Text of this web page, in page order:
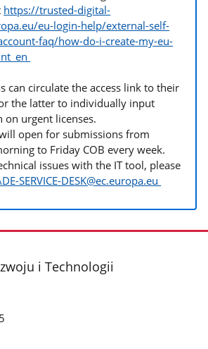
https://trusted-digital-
eu-login-help/external-self-
faq/how-do-i-create-my-eu-
can circulate the access link to their
the latter to individually input
urgent licenses.
open for submissions from
to Friday COB every week.
issues with the IT tool, please
SERVICE-DESK@ec.europa.eu
i Technologii